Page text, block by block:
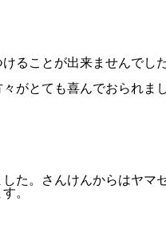
ることが出来ませんでし
がとても喜んでおられま
た。さんけんからはヤマ
。